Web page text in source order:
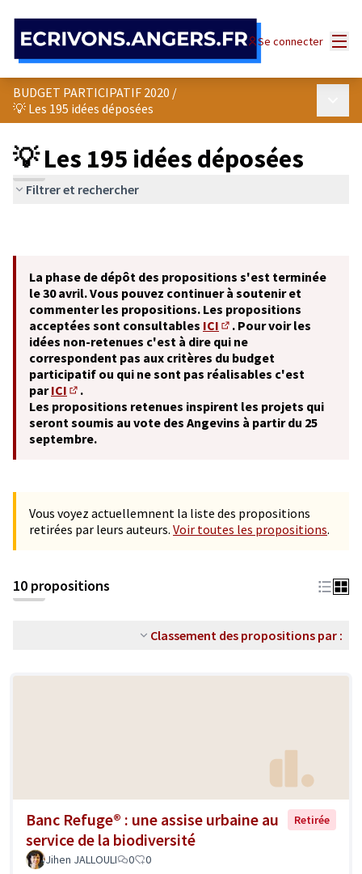
Se connecter
BUDGET PARTICIPATIF 2020 /
💡 Les 195 idées déposées
💡 Les 195 idées déposées
Filtrer et rechercher
La phase de dépôt des propositions s'est terminée
le 30 avril. Vous pouvez continuer à soutenir et
commenter les propositions. Les propositions
acceptées sont consultables ICI
(S'ouvre dans un nouvel
. Pour voir les
idées non-retenues c'est à dire qui ne
correspondent pas aux critères du budget
participatif ou qui ne sont pas réalisables c'est
parICI
(S'ouvre dans un nouvel onglet)
.
Les propositions retenues inspirent les projets qui
seront soumis au vote des Angevins à partir du 25
septembre.
Vous voyez actuellemnent la liste des propositions
retirées par leurs auteurs. Voir toutes les propositions.
10 propositions
Classement des propositions par :
Banc Refuge® : une assise urbaine au
service de la biodiversité
Retirée
Jihen JALLOULI 0 0